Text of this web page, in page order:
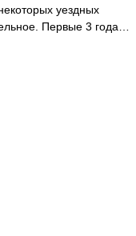
уездных
Первые 3 года…